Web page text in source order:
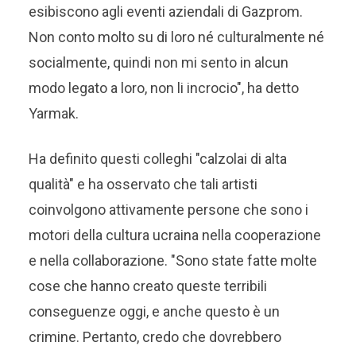
esibiscono agli eventi aziendali di Gazprom.
Non conto molto su di loro né culturalmente né
socialmente, quindi non mi sento in alcun
modo legato a loro, non li incrocio", ha detto
Yarmak.
Ha definito questi colleghi "calzolai di alta
qualità" e ha osservato che tali artisti
coinvolgono attivamente persone che sono i
motori della cultura ucraina nella cooperazione
e nella collaborazione. "Sono state fatte molte
cose che hanno creato queste terribili
conseguenze oggi, e anche questo è un
crimine. Pertanto, credo che dovrebbero